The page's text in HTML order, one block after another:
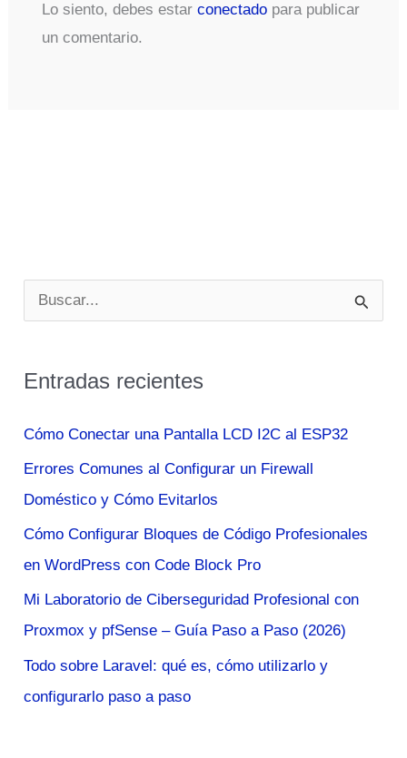
Lo siento, debes estar conectadopara publicar
un comentario.
u
c
p
o
r
:
Entradas recientes
Cómo Conectar una Pantalla LCD I2C al ESP32
Errores Comunes al Configurar un Firewall
Doméstico y Cómo Evitarlos
Cómo Configurar Bloques de Código Profesionales
en WordPress con Code Block Pro
Mi Laboratorio de Ciberseguridad Profesional con
Proxmox y pfSense – Guía Paso a Paso (2026)
Todo sobre Laravel: qué es, cómo utilizarlo y
configurarlo paso a paso